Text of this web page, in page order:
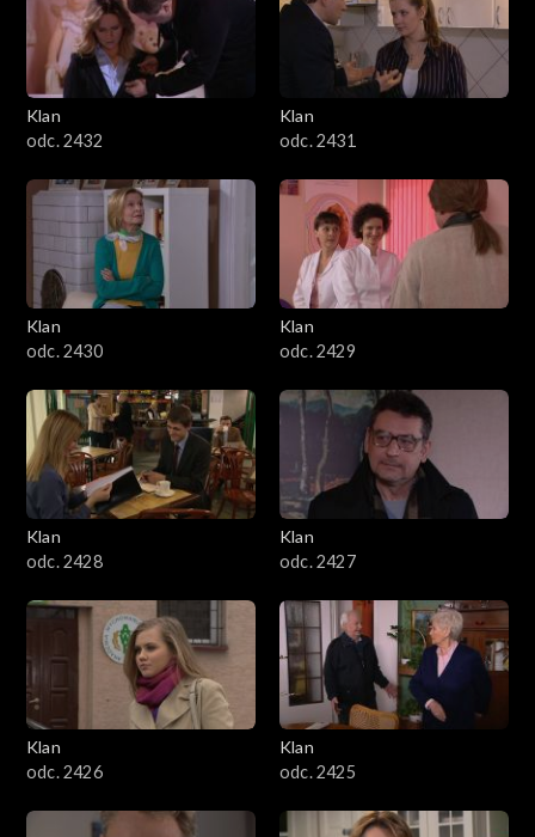
Klan
odc. 2432
Klan
odc. 2431
Klan
odc. 2430
Klan
odc. 2429
Klan
odc. 2428
Klan
odc. 2427
Klan
odc. 2426
Klan
odc. 2425